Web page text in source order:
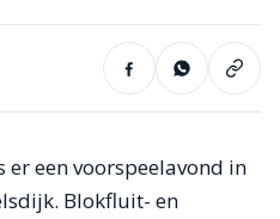
een voorspeelavond in
Blokfluit- en